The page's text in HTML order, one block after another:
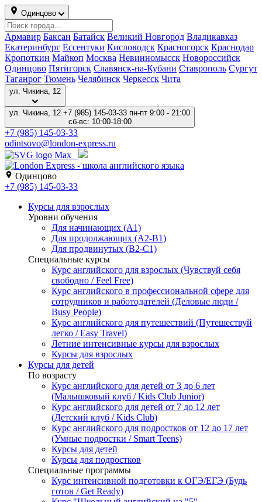
Одинцово
Армавир Баксан Батайск Великий Новгород Владикавказ
Екатеринбург Ессентуки Кисловодск Красногорск Краснодар
Кропоткин Майкоп Москва Невинномысск Новороссийск
Одинцово Пятигорск Славянск-на-Кубани Ставрополь Сургут
Таганрог Тюмень Челябинск Черкесск Чита
ул. Чикина, 12
ул. Чикина, 12 +7 (985) 145-03-33 пн-пт 9:00 - 21:00
сб-вс: 10:00-18:00
+7 (985) 145-03-33
odintsovo@london-express.ru
Одинцово
+7 (985) 145-03-33
Курсы для взрослых
Уровни обучения
Для начинающих (A1)
Для продолжающих (A2-B1)
Для продвинутых (B2-C1)
Специальные курсы
Курс английского для взрослых (Чувствуй себя
свободно / Feel Free)
Курс английского в профессиональной сфере для
сотрудников и работодателей (Деловые люди /
Busy People)
Курс английского для путешествий (Путешествуй
легко / Easy Travel)
Летние интенсивные курсы для взрослых
Курсы для взрослых
Курсы для детей
По возрасту
Курс английского для детей от 3 до 6 лет
(Малышковый клуб / Kids Club Junior)
Курс английского для детей от 7 до 12 лет
(Детский клуб / Kids Club)
Курс английского для подростков от 12 до 17 лет
(Умные подростки / Smart Teens)
Курсы для детей
Курсы для подростков
Специальные программы
Курс интенсивной подготовки к ОГЭ/ЕГЭ (Будь
готов / Get Ready)